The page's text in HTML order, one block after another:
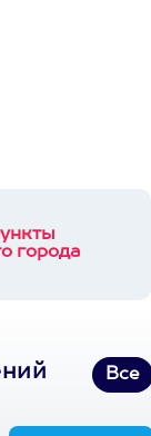
города
Все